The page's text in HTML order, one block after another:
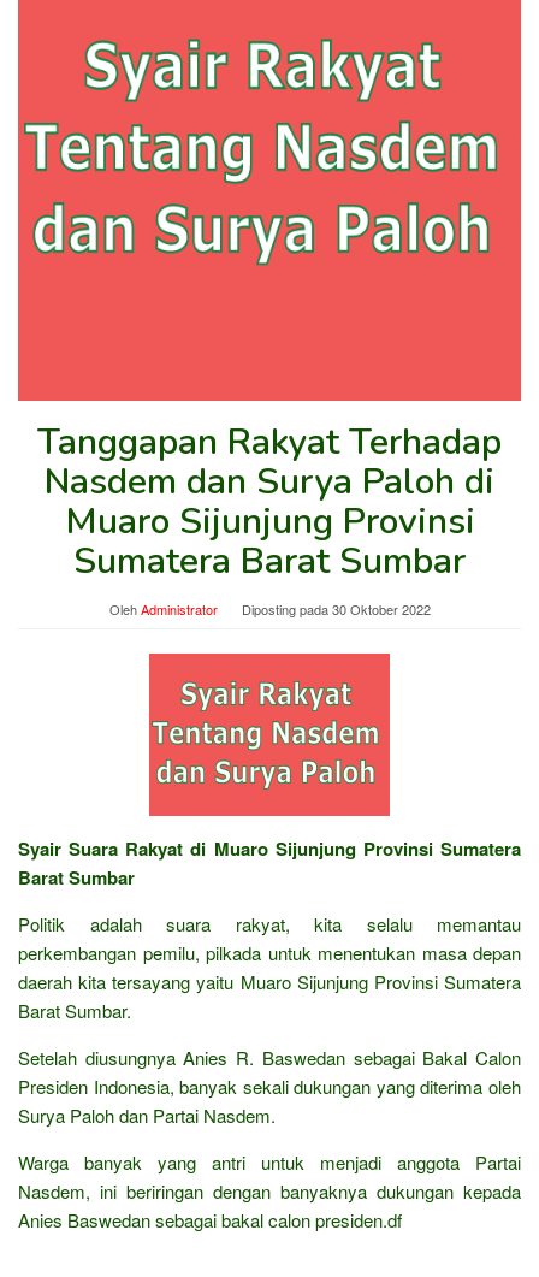
Tanggapan Rakyat Terhadap
Nasdem dan Surya Paloh di
Muaro Sijunjung Provinsi
Sumatera Barat Sumbar
OlehAdministrator Diposting pada30 Oktober 2022
Syair Suara Rakyat di Muaro Sijunjung Provinsi Sumatera
Barat Sumbar
Politik adalah suara rakyat, kita selalu memantau
perkembangan pemilu, pilkada untuk menentukan masa depan
daerah kita tersayang yaitu Muaro Sijunjung Provinsi Sumatera
Barat Sumbar.
Setelah diusungnya Anies R. Baswedan sebagai Bakal Calon
Presiden Indonesia, banyak sekali dukungan yang diterima oleh
Surya Paloh dan Partai Nasdem.
Warga banyak yang antri untuk menjadi anggota Partai
Nasdem, ini beriringan dengan banyaknya dukungan kepada
Anies Baswedan sebagai bakal calon presiden.df